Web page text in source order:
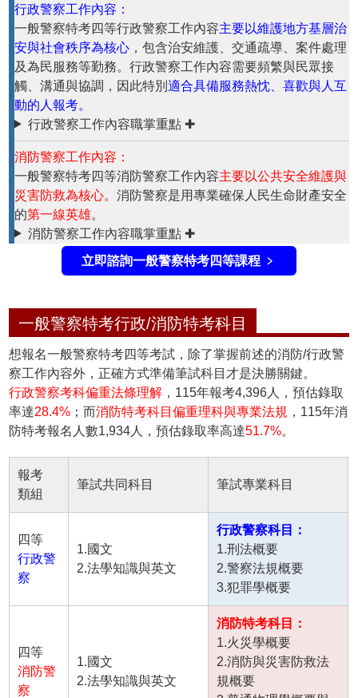
行政警察工作內容：
一般警察特考四等行政警察工作內容主要以維護地方基層治
安與社會秩序為核心，包含治安維護、交通疏導、案件處理
及為民服務等勤務。 行政警察工作內容需要頻繁與民眾接
觸、溝通與協調，因此特別 適合具備服務熱忱、喜歡與人互
動的人報考。
行政警察工作內容職掌重點 ✚
消防警察工作內容：
一般警察特考四等消防警察工作內容主要以公共安全維護與
災害防救為核心。 消防警察是用專業確保人民生命財產安全
的第一線英雄。
消防警察工作內容職掌重點 ✚
立即諮詢一般警察特考四等課程 ﹥
一般警察特考行政/消防特考科目
想報名一般警察特考四等考試，除了掌握前述的消防/行政警
察工作內容外，正確方式準備筆試科目才是決勝關鍵。
行政警察考科偏重法條理解 ，115年報考4,396人，預估錄取
率達28.4% ；而消防特考科目偏重理科與專業法規 ，115年消
防特考報名 人數1,934人，預估錄取率高達51.7%。
報考
類組
筆試共同科目 筆試專業科目
四等
行政警
察
1.國文
2.法學知識與英文
行政警察科目：
1.刑法概要
2.警察法規概要
3.犯罪學概要
四等
消防警
察
1.國文
2.法學知識與英文
消防特考科目：
1.火災學概要
2.消防與災害防救法
規概要